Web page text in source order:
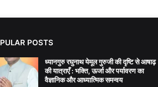
POSTS
ध्यानगुरु रघुनाथ येमूल गुरुजी की दृष्टि से आषाढ़
की यात्राएँ : भक्ति, ऊर्जा और पर्यावरण का
वैज्ञानिक और आध्यात्मिक समन्वय